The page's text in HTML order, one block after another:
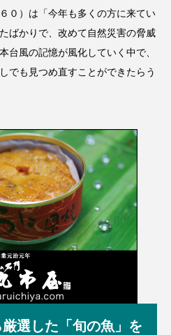
０）は「今年も多くの方に来てい
ばかりで、改めて自然災害の脅威
台風の記憶が風化していく中で、
でも見つめ直すことができたらう
選した「旬の魚」を